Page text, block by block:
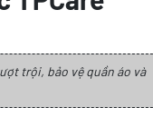
trội, bảo vệ quần áo và